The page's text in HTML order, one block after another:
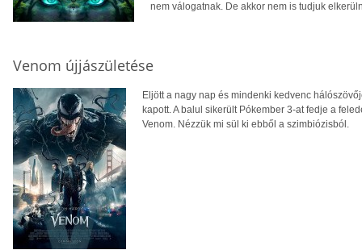
nem válogatnak. De akkor nem is tudjuk
Venom újjászületése
Eljött a nagy nap és mindenki kedvenc
kapott. A balul sikerült Pókember 3-at fedje a
Venom. Nézzük mi sül ki ebből a szimbiózisból.